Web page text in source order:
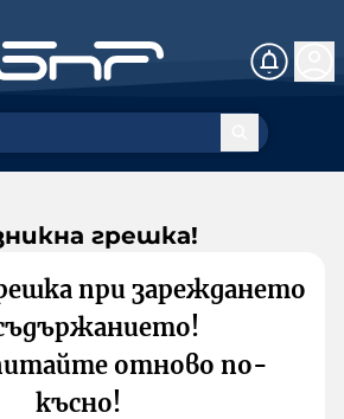
грешка!
при зареждането
отново по-
късно!